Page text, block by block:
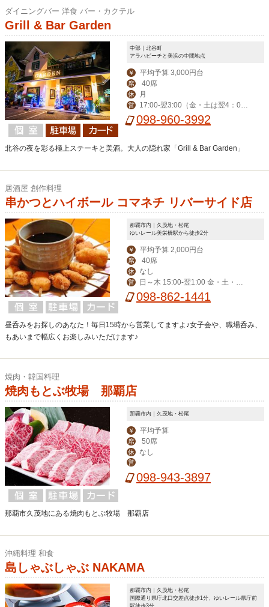
ダイニングバー 洋食 バー・カクテル
Grill & Bar Garden
中部｜北谷町
アラハビーチと美浜の中間地点
￥ 平均予算 3,000円台
席 40席
休 月
営
17:00-翌3:00（金・土は翌4：00
迄） ※ハッピーアワー17:00-19:00
098-960-3992
北谷の夜を彩る極上ステーキと美酒。大人の隠れ家「Grill & Bar Garden」
居酒屋 創作料理
串かつとハイボール コマネチ リバーサイド店
那覇市内｜久茂地・松尾
ゆいレール美栄橋駅から徒歩2分
￥ 平均予算 2,000円台
席 40席
休 なし
営
日～木 15:00-翌1:00 金・土・祝
前 15:00-翌3:00
098-862-1441
昼呑みをお探しのあなた！毎日15時から営業してますよ♪女子会や、職場呑み、
もあいまで幅広くお楽しみいただけます♪
焼肉・韓国料理
焼肉もとぶ牧場 那覇店
那覇市内｜久茂地・松尾
￥ 平均予算
席 50席
休 なし
営
098-943-3897
那覇市久茂地にある焼肉もとぶ牧場 那覇店
沖縄料理 和食
島しゃぶしゃぶ NAKAMA
那覇市内｜久茂地・松尾
国際通り県庁北口交差点徒歩1分、ゆいレール県庁前